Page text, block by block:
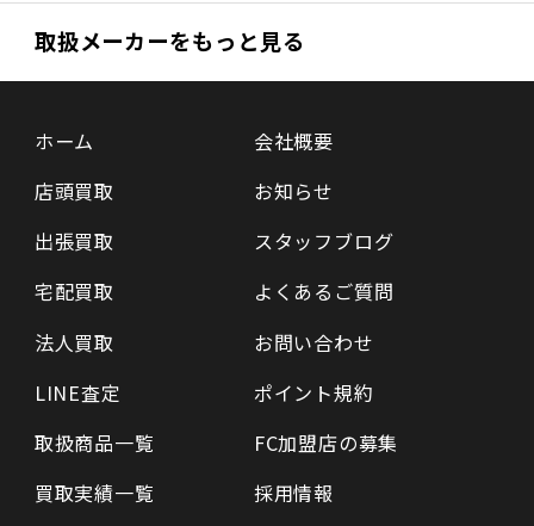
取扱メーカーをもっと見る
ホーム
店頭買取
出張買取
宅配買取
法人買取
LINE査定
取扱商品一覧
買取実績一覧
会社概要
お知らせ
スタッフブログ
よくあるご質問
お問い合わせ
ポイント規約
FC加盟店の募集
採用情報